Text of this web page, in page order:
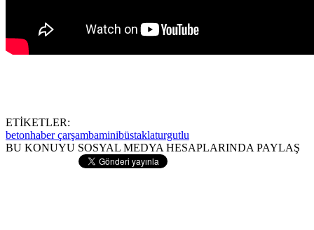
ETİKETLER:
betonhaber çarşambaminibüstaklaturgutlu
BU KONUYU SOSYAL MEDYA HESAPLARINDA PAYLAŞ